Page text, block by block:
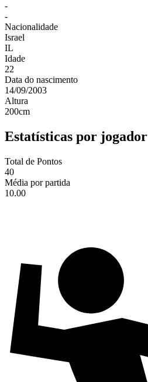
-
-
Nacionalidade
Israel
IL
Idade
22
Data do nascimento
14/09/2003
Altura
200cm
Estatísticas por jogador
Total de Pontos
40
Média por partida
10.00